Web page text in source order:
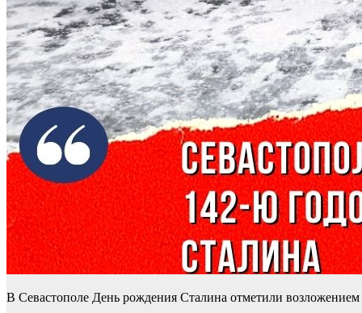
В Севастополе День рождения Сталина отметили